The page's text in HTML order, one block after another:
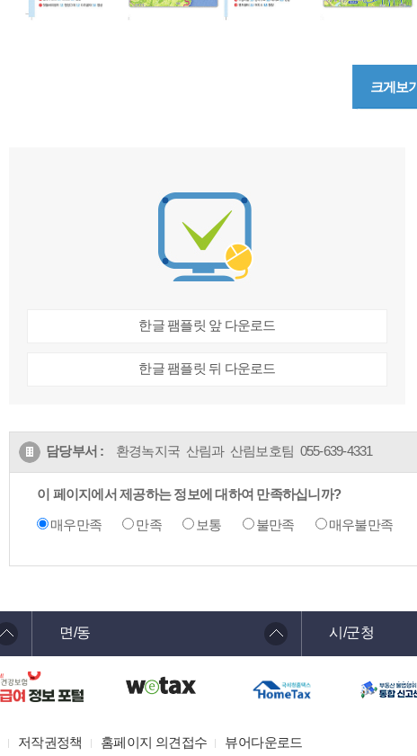
크게보기
한글 팸플릿 앞 다운로드
한글 팸플릿 뒤 다운로드
담당부서 : 환경녹지국 산림과 산림보호팀 055-639-4331
이 페이지에서 제공하는 정보에 대하여 만족하십니까?
매우만족 만족 보통 불만족 매우불만족
면/동 시/군청
저작권정책 홈페이지 의견접수 뷰어다운로드